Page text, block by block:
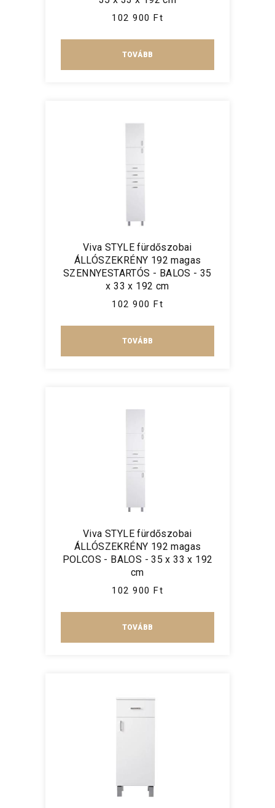
102 900 Ft
TOVÁBB
Viva STYLE fürdőszobai
ÁLLÓSZEKRÉNY 192 magas
SZENNYESTARTÓS - BALOS - 35
x 33 x 192 cm
102 900 Ft
TOVÁBB
Viva STYLE fürdőszobai
ÁLLÓSZEKRÉNY 192 magas
POLCOS - BALOS - 35 x 33 x 192
cm
102 900 Ft
TOVÁBB